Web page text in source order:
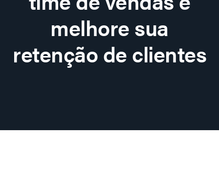
melhore sua
retenção de clientes